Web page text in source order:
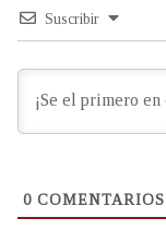
Suscribir
0 COMENTARIOS